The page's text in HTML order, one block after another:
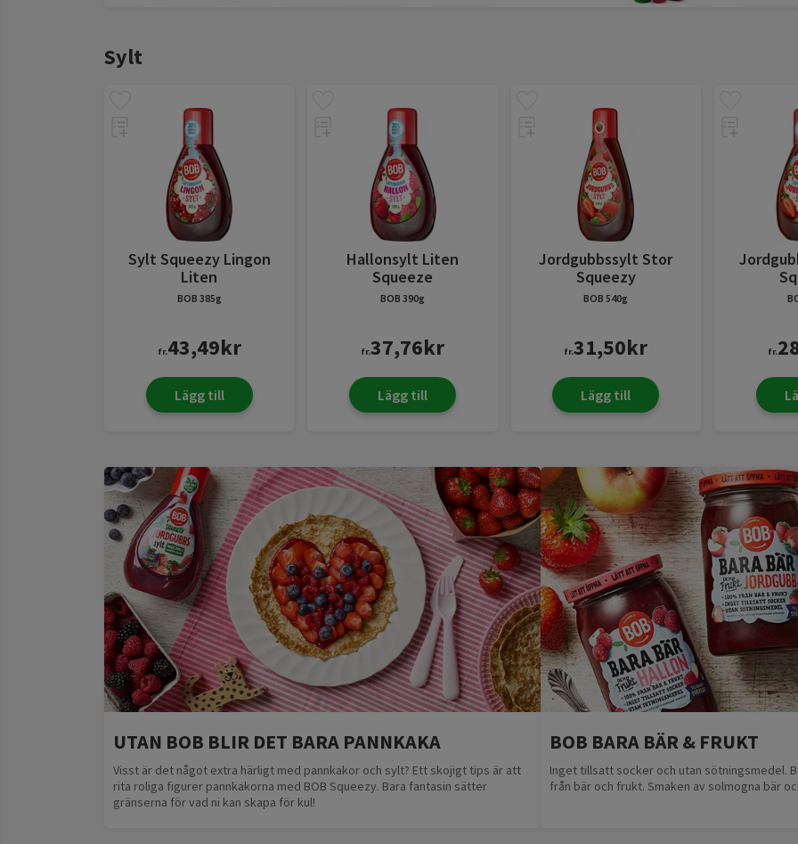
Sylt
Sylt Squeezy Lingon
Liten
BOB 385g
fr.43,49kr
Lägg till
Hallonsylt Liten
Squeeze
BOB 390g
fr.37,76kr
Lägg till
Jordgubbssylt Stor
Squeezy
BOB 540g
fr.31,50kr
Lägg till
fr.
UTAN BOB BLIR DET BARA PANNKAKA
Visst är det något extra härligt med pannkakor och sylt? Ett skojigt tips är att
rita roliga figurer pannkakorna med BOB Squeezy. Bara fantasin sätter
gränserna för vad ni kan skapa för kul!
BOB BARA BÄR & FRUKT
Inget tillsatt socker och utan sötningsmedel.
från bär och frukt. Smaken av solmogna bär